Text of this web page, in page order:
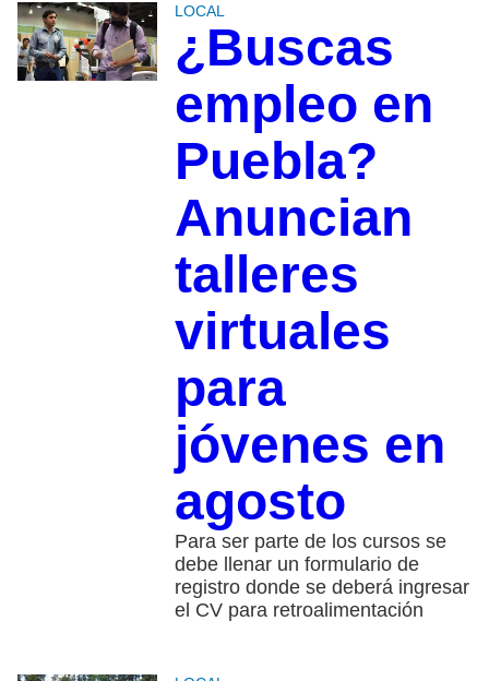
LOCAL
¿Buscas
empleo en
Puebla?
Anuncian
talleres
virtuales
para
jóvenes en
agosto
Para ser parte de los cursos se
debe llenar un formulario de
registro donde se deberá ingresar
el CV para retroalimentación